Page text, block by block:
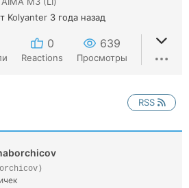
Kolyanter 3 года назад
0
Reactions
639
Просмотры
RSS